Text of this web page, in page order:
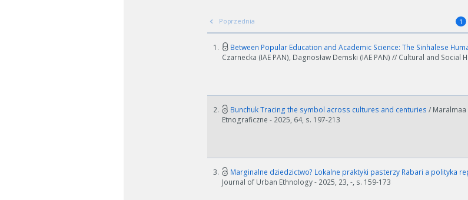
Poprzednia 1
1. Between Popular Education and Academic Science: The Sinhalese
Czarnecka (IAE PAN), Dagnosław Demski (IAE PAN) // Cultural and Social
2. Bunchuk Tracing the symbol across cultures and centuries / Maralmaa
Etnograficzne - 2025, 64, s. 197-213
3. Marginalne dziedzictwo? Lokalne praktyki pasterzy Rabari a polityka
Journal of Urban Ethnology - 2025, 23, -, s. 159-173